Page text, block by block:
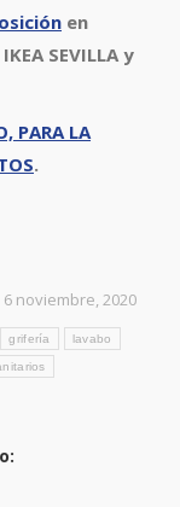
en
IKEA SEVILLA y
PARA LA
.
6 noviembre, 2020
grifería lavabo